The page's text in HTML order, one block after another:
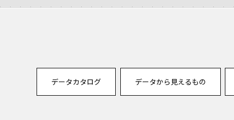
データカタログ データから見えるもの